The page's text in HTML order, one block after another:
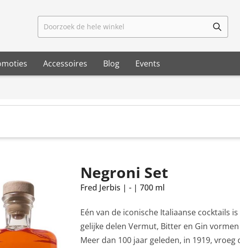
Accessoires Blog Events
Doorzoek de hele winkel
Negroni Set
Fred Jerbis | - | 700 ml
Eén van de iconische Italiaanse cocktails
gelijke delen Vermut, Bitter en Gin
Meer dan 100 jaar geleden, in 1919,